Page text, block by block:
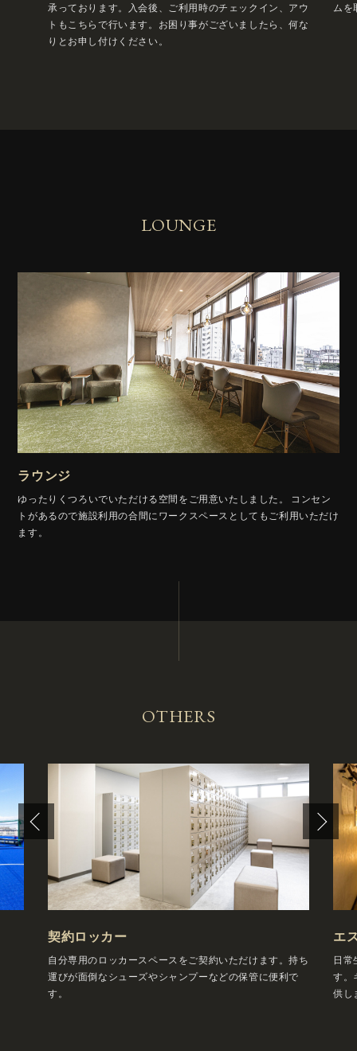
承っております。入会後、ご利用時のチェックイン、アウ
トもこちらで行います。お困り事がございましたら、何な
りとお申し付けください。
ムを
LOUNGE
ラウンジ
ゆったりくつろいでいただける空間をご用意いたしました。
コンセン
トがあるので施設利用の合間にワークスペースとしてもご利用いただけ
ます。
OTHERS
契約ロッカー
自分専用のロッカースペースをご契約いただけます。持ち
運びが面倒なシューズやシャンプーなどの保管に便利で
す。
エ
日常
す。
供し